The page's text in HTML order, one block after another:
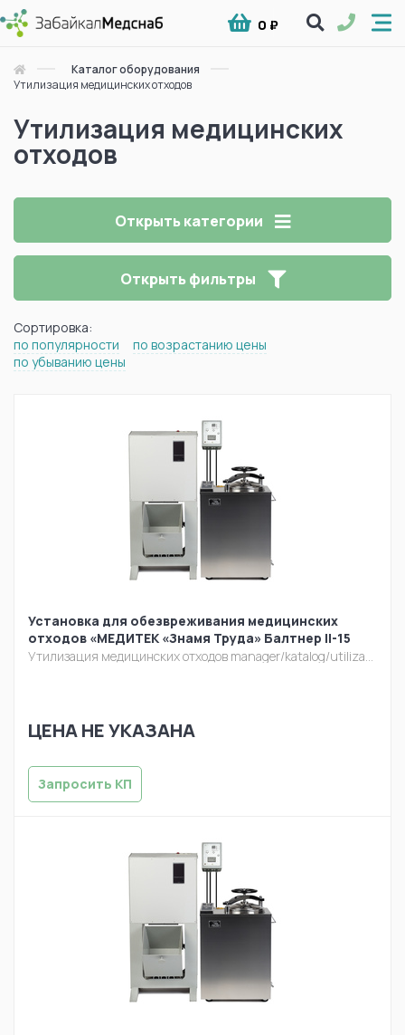
0 ₽
Каталог оборудования
Утилизация медицинских отходов
Утилизация медицинских
отходов
Открыть категории
Открыть фильтры
Сортировка:
по популярности
по возрастанию цены
по убыванию цены
Установка для обезвреживания медицинских
отходов «МЕДИТЕК «Знамя Труда» Балтнер II-15
Утилизация медицинских отходов manager/katalog/utilizacia/baltner-50.jpg
ЦЕНА НЕ УКАЗАНА
Запросить КП